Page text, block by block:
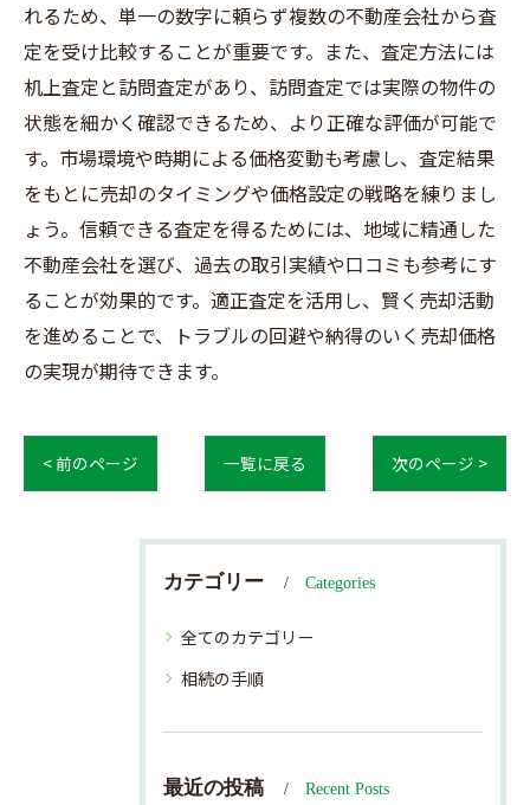
れるため、単一の数字に頼らず複数の不動産会社から査
定を受け比較することが重要です。また、査定方法には
机上査定と訪問査定があり、訪問査定では実際の物件の
状態を細かく確認できるため、より正確な評価が可能で
す。市場環境や時期による価格変動も考慮し、査定結果
をもとに売却のタイミングや価格設定の戦略を練りまし
ょう。信頼できる査定を得るためには、地域に精通した
不動産会社を選び、過去の取引実績や口コミも参考にす
ることが効果的です。適正査定を活用し、賢く売却活動
を進めることで、トラブルの回避や納得のいく売却価格
の実現が期待できます。
< 前のページ 一覧に戻る 次のページ >
カテゴリー Categories
全てのカテゴリー
相続の手順
最近の投稿 Recent Posts